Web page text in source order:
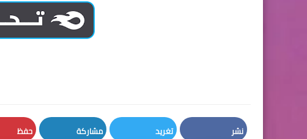
نشر تغريد مشاركة حفظ